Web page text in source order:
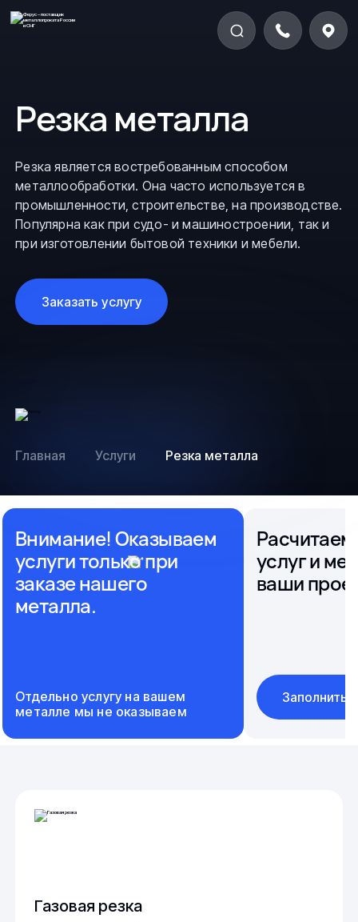
Резка металла
Резка является востребованным способом
металлообработки. Она часто используется в
промышленности, строительстве, на производстве.
Популярна как при судо- и машиностроении, так и
при изготовлении бытовой техники и мебели.
Заказать услугу
Главная Услуги Резка металла
Внимание! Оказываем
услуги только при
заказе нашего
металла.
Отдельно услугу на вашем
металле мы не оказываем
услуг и
ваши
Заполнить
Газовая резка